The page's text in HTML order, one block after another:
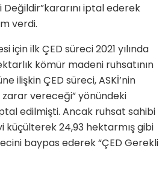
Değildir”kararını iptal ederek
verdi.
için ilk ÇED süreci 2021 yılında
kömür madeni ruhsatının
ilişkin ÇED süreci, ASKİ’nin
zarar vereceği” yönündeki
edilmişti. Ancak ruhsat sahibi
küçülterek 24,93 hektarmış gibi
baypas ederek “ÇED Gerekli